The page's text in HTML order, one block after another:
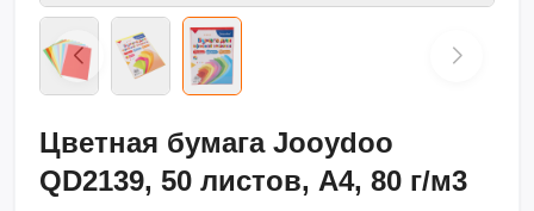
Цветная бумага Jooydoo
QD2139, 50 листов, A4, 80 г/м3